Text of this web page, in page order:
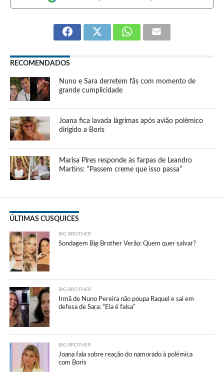
RECOMENDADOS
Nuno e Sara derretem fãs com momento de
grande cumplicidade
Joana fica lavada lágrimas após avião polémico
dirigido a Boris
Marisa Pires responde às farpas de Leandro
Martins: “Passem creme que isso passa”
ÚLTIMAS CUSQUICES
BIG BROTHER
Sondagem Big Brother Verão: Quem quer salvar?
BIG BROTHER
Irmã de Nuno Pereira não poupa Raquel e sai em
defesa de Sara: “Ela é falsa”
BIG BROTHER
Joana fala sobre reação do namorado à polémica
com Boris